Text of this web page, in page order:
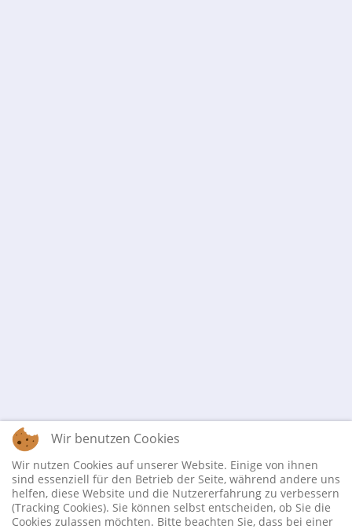
Wir benutzen Cookies
Wir nutzen Cookies auf unserer Website. Einige von ihnen
sind essenziell für den Betrieb der Seite, während andere uns
helfen, diese Website und die Nutzererfahrung zu verbessern
(Tracking Cookies). Sie können selbst entscheiden, ob Sie die
Cookies zulassen möchten. Bitte beachten Sie, dass bei einer